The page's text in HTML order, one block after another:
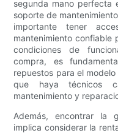
segunda mano perfecta
soporte de
importante tener
mantenimiento confiable
condiciones de
compra, es
repuestos para el
que haya técnicos
mantenimiento y
Además, encontrar la
implica considerar la